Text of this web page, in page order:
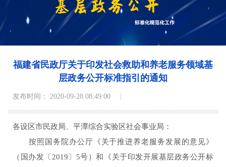
福建省民政厅关于印发社会救助和养老服务领域基
层政务公开标准指引的通知
发布时间： 2020-09-28 08:49:00
各设区市民政局、平潭综合实验区社会事业局：
按照国务院办公厅《关于推进养老服务发展的意见》
（国办发〔2019〕5号）和《关于印发开展基层政务公开标